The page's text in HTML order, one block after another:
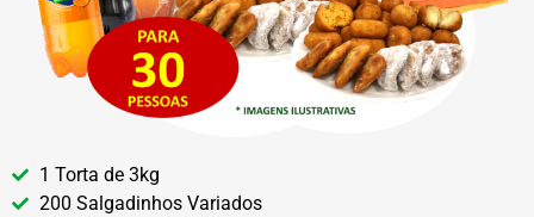
1 Torta de 3kg
200 Salgadinhos Variados